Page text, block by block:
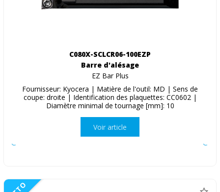
C080X-SCLCR06-100EZP
Barre d'alésage
EZ Bar Plus
Fournisseur: Kyocera | Matière de l'outil: MD | Sens de
coupe: droite | Identification des plaquettes: CC0602 |
Diamètre minimal de tournage [mm]: 10
Voir article